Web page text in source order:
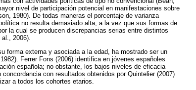
nivel de participación potencial en manifestaciones sobre
1980). De todas maneras el porcentaje de varianza
no resulta demasiado alta, a la vez que sus formas de
la cual se producen discrepancias serias entre distintos
2006).
forma externa y asociada a la edad, ha mostrado ser un
Ferrer Fons (2006) identifica en jóvenes españoles
española; no obstante, los bajos niveles de eficacia
con resultados obtenidos por Quintelier (2007)
a todos los cohortes etarios.